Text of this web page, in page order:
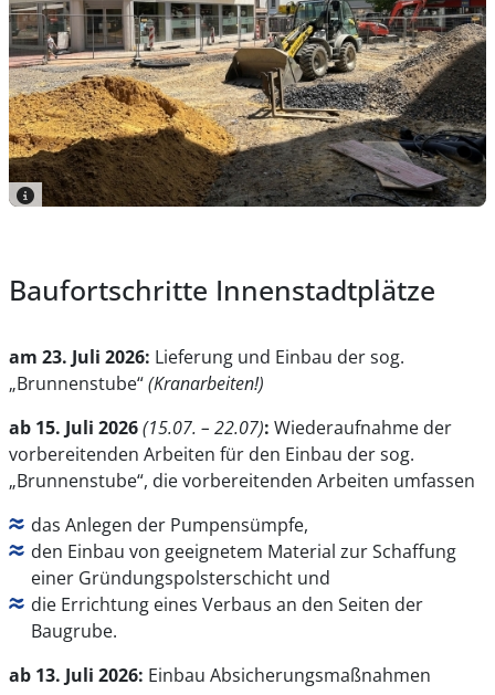
Baufortschritte Innenstadtplätze
am 23. Juli 2026: Lieferung und Einbau der sog.
„Brunnenstube“(Kranarbeiten!)
ab 15. Juli 2026(15.07. – 22.07): Wiederaufnahme der
vorbereitenden Arbeiten für den Einbau der sog.
„Brunnenstube“, die vorbereitenden Arbeiten umfassen
das Anlegen der Pumpensümpfe,
den Einbau von geeignetem Material zur Schaffung
einer Gründungspolsterschicht und
die Errichtung eines Verbaus an den Seiten der
Baugrube.
ab 13. Juli 2026: Einbau Absicherungsmaßnahmen